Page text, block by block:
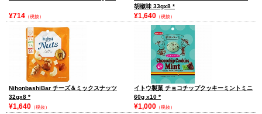
¥714 （税抜）
胡椒味 33gx8 *
¥1,640 （税抜）
NihonbashiBar チーズ＆ミックスナッツ
32gx8 *
¥1,640 （税抜）
イトウ製菓 チョコチップクッキーミントミニ
60g x10 *
¥1,000 （税抜）